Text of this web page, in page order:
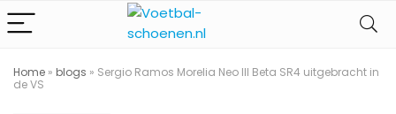
Home » blogs » Sergio Ramos Morelia Neo III Beta SR4 uitgebracht in
de VS